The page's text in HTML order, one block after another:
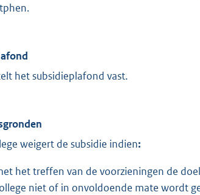
het subsidieplafond vast.
weigert de subsidie indien:
het treffen van de voorzieningen de
niet of in onvoldoende mate wordt